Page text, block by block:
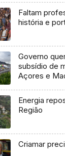
Faltam
história e
Governo
subsídio de
Açores e
Energia
Região
Criamar